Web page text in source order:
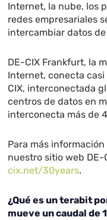
Internet, la nube, los
redes empresariales
intercambiar datos
DE-CIX Frankfurt, la
Internet, conecta casi
CIX, interconectada
centros de datos en
interconecta más de
Para más
nuestro sitio web DE-
cix.net/30years.
¿Qué es un terabit
mueve un caudal de